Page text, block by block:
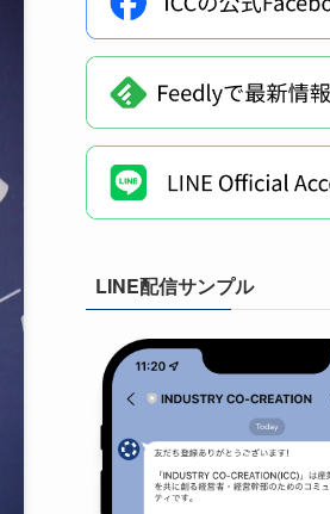
LINE配信サンプル